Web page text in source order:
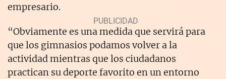
empresario.
“Obviamente es una medida que servirá para
que los gimnasios podamos volver a la
actividad mientras que los ciudadanos
practican su deporte favorito en un entorno